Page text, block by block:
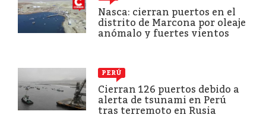
Nasca: cierran puertos en el
distrito de Marcona por oleaje
anómalo y fuertes vientos
PERÚ
Cierran 126 puertos debido a
alerta de tsunami en Perú
tras terremoto en Rusia